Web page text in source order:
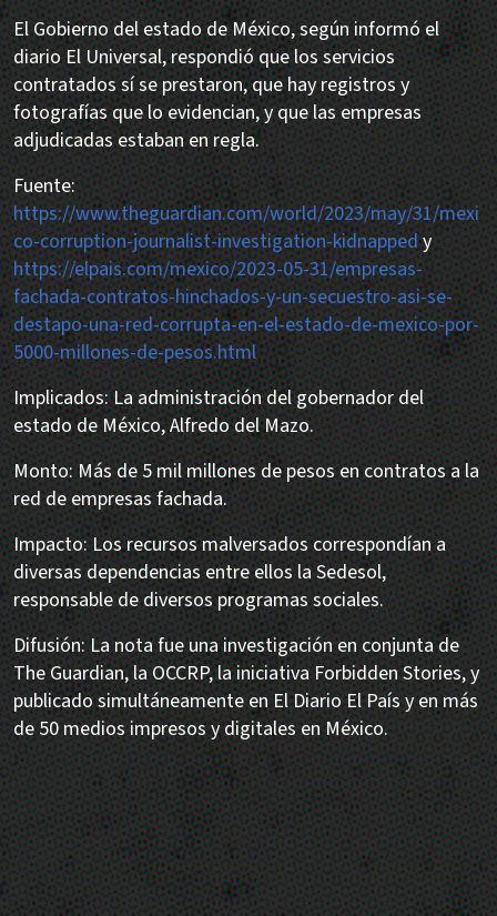
El Gobierno del estado de México, según informó el
diario El Universal, respondió que los servicios
contratados sí se prestaron, que hay registros y
fotografías que lo evidencian, y que las empresas
adjudicadas estaban en regla.
Fuente:
https://www.theguardian.com/world/2023/may/31/mexi
co-corruption-journalist-investigation-kidnappedy
https://elpais.com/mexico/2023-05-31/empresas-
fachada-contratos-hinchados-y-un-secuestro-asi-se-
destapo-una-red-corrupta-en-el-estado-de-mexico-por-
5000-millones-de-pesos.html
Implicados: La administración del gobernador del
estado de México, Alfredo del Mazo.
Monto: Más de 5 mil millones de pesos en contratos a la
red de empresas fachada.
Impacto: Los recursos malversados correspondían a
diversas dependencias entre ellos la Sedesol,
responsable de diversos programas sociales.
Difusión: La nota fue una investigación en conjunta de
The Guardian, la OCCRP, la iniciativa Forbidden Stories, y
publicado simultáneamente en El Diario El País y en más
de 50 medios impresos y digitales en México.